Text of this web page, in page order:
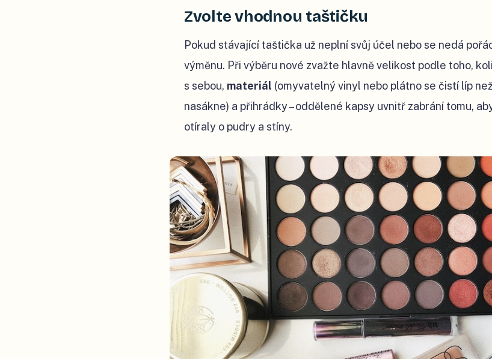
Zvolte vhodnou taštičku
Pokud stávající taštička už neplní svůj účel nebo se nedá
výměnu. Při výběru nové zvažte hlavně velikost podle toho,
s sebou, materiál (omyvatelný vinyl nebo plátno se čistí líp
nasákne) a přihrádky – oddělené kapsy uvnitř zabrání tomu,
otíraly o pudry a stíny.